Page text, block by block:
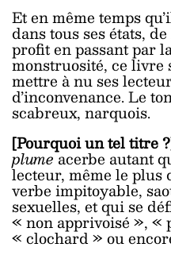
Et en même temps
dans tous ses états,
profit en passant par
monstruosité, ce livre
mettre à nu ses
d’inconvenance. Le
scabreux, narquois.
[Pourquoi un tel titre
plumeacerbe autant
lecteur, même le plus
verbe impitoyable,
sexuelles, et qui se
« non apprivoisé », «
« clochard » ou